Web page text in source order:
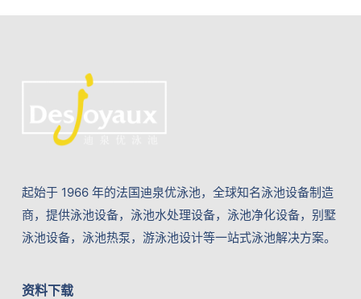
起始于 1966 年的法国迪泉优泳池，全球知名泳池设备制造
商，提供泳池设备，泳池水处理设备，泳池净化设备，别墅
泳池设备，泳池热泵，游泳池设计等一站式泳池解决方案。
资料下载